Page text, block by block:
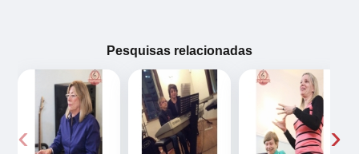
Pesquisas relacionadas
‹ ›